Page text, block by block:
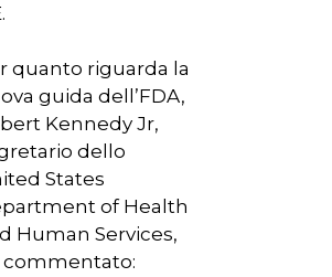
quanto riguarda la
guida dell’FDA,
Kennedy Jr,
dello
States
of Health
Human Services,
commentato: